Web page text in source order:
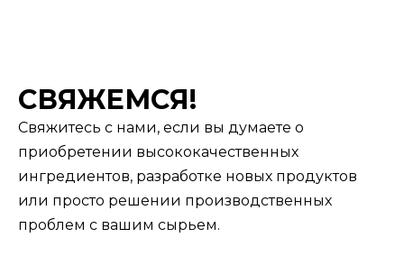
СВЯЖЕМСЯ!
Свяжитесь с нами, если вы думаете о
приобретении высококачественных
ингредиентов, разработке новых продуктов
или просто решении производственных
проблем с вашим сырьем.